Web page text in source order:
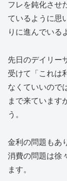
フレを鈍化させ
ているように思
りに進んでいる
先日のデイリー
受けて「これは
なくていいので
まで来ています
う。
金利の問題もあ
消費の問題は徐
ます。